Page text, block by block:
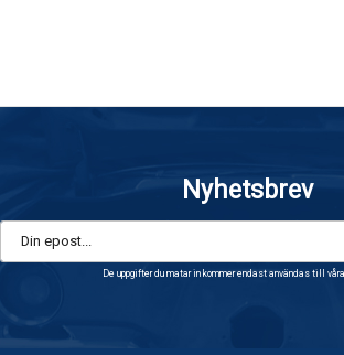
Nyhetsbrev
De uppgifter du matar in kommer endast användas till